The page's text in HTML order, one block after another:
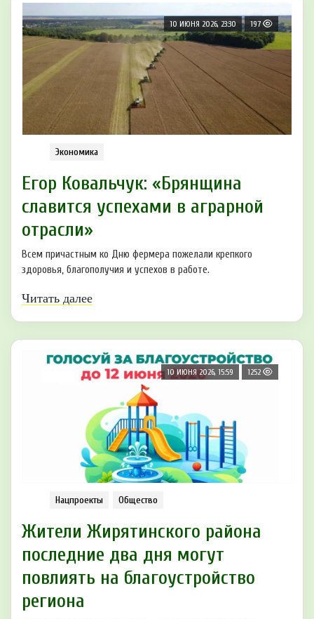
10 ИЮНЯ 2026, 23:30 197
Экономика
Егор Ковальчук: «Брянщина
славится успехами в аграрной
отрасли»
Всем причастным ко Дню фермера пожелали крепкого
здоровья, благополучия и успехов в работе.
Читать далее
10 ИЮНЯ 2026, 15:59 1252
Нацпроекты Общество
Жители Жирятинского района
последние два дня могут
повлиять на благоустройство
региона